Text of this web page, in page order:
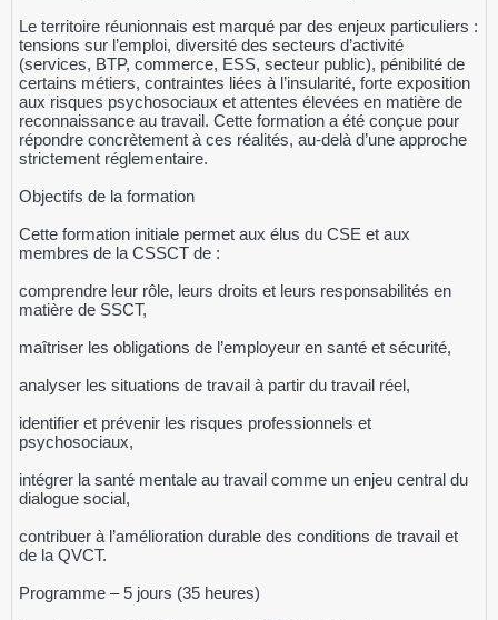
Le territoire réunionnais est marqué par des enjeux particuliers :
tensions sur l’emploi, diversité des secteurs d’activité
(services, BTP, commerce, ESS, secteur public), pénibilité de
certains métiers, contraintes liées à l’insularité, forte exposition
aux risques psychosociaux et attentes élevées en matière de
reconnaissance au travail. Cette formation a été conçue pour
répondre concrètement à ces réalités, au-delà d’une approche
strictement réglementaire.
Objectifs de la formation
Cette formation initiale permet aux élus du CSE et aux
membres de la CSSCT de :
comprendre leur rôle, leurs droits et leurs responsabilités en
matière de SSCT,
maîtriser les obligations de l’employeur en santé et sécurité,
analyser les situations de travail à partir du travail réel,
identifier et prévenir les risques professionnels et
psychosociaux,
intégrer la santé mentale au travail comme un enjeu central du
dialogue social,
contribuer à l’amélioration durable des conditions de travail et
de la QVCT.
Programme – 5 jours (35 heures)